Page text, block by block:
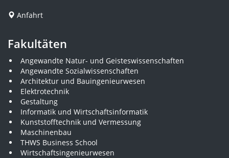
Anfahrt
Fakultäten
Angewandte Natur- und Geisteswissenschaften
Angewandte Sozialwissenschaften
Architektur und Bauingenieurwesen
Elektrotechnik
Gestaltung
Informatik und Wirtschaftsinformatik
Kunststofftechnik und Vermessung
Maschinenbau
THWS Business School
Wirtschaftsingenieurwesen